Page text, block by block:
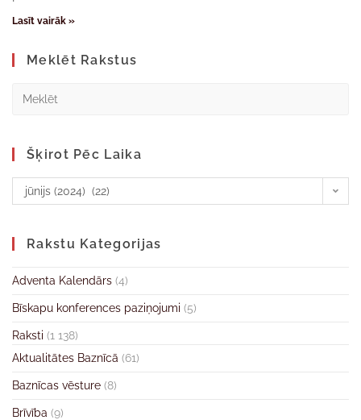
Lasīt vairāk »
Meklēt Rakstus
Šķirot Pēc Laika
jūnijs (2024) (22)
Rakstu Kategorijas
Adventa Kalendārs (4)
Bīskapu konferences paziņojumi (5)
Raksti (1 138)
Aktualitātes Baznīcā (61)
Baznīcas vēsture (8)
Brīvība (9)